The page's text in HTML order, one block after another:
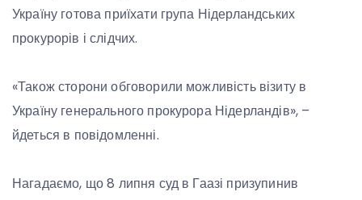
Україну готова приїхати група Нідерландських
прокурорів і слідчих.
«Також сторони обговорили можливість візиту в
Україну генерального прокурора Нідерландів», –
йдеться в повідомленні.
Нагадаємо, що 8 липня суд в Гаазі призупинив